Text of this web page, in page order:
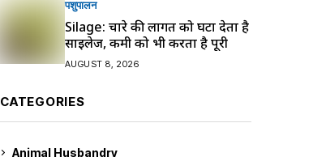
पशुपालन
Silage: चारे की लागत को घटा देता है
साइलेज, कमी को भी करता है पूरी
AUGUST 8, 2026
CATEGORIES
Animal Husbandry